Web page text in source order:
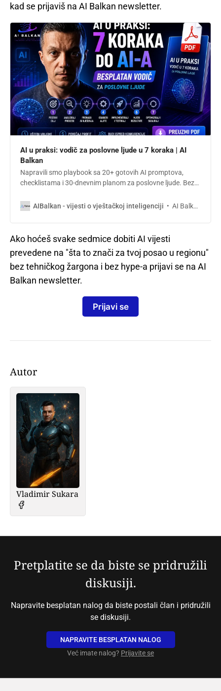
kad se prijaviš na AI Balkan newsletter.
AI u praksi: vodič za poslovne ljude u 7 koraka | AI
Balkan
Napravili smo playbook sa 20+ gotovih AI promptova,
checklistama i 30-dnevnim planom za poslovne ljude. Bez
do automatizacije. PDF spreman za download.
AIBalkan - vijesti o vještačkoj inteligenciji AI Balkan
Ako hoćeš svake sedmice dobiti AI vijesti
prevedene na "šta to znači za tvoj posao u regionu"
bez tehničkog žargona i bez hype-a prijavi se na AI
Balkan newsletter.
Prijavi se
Autor
Vladimir Sukara
Pretplatite se da biste se pridružili
diskusiji.
Napravite besplatan nalog da biste postali član i pridružili
se diskusiji.
NAPRAVITE BESPLATAN NALOG
Već imate nalog? Prijavite se